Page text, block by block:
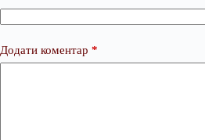
Додати коментар *